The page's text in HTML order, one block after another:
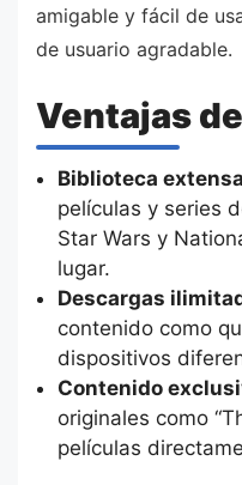
amigable y fácil de
de usuario agradable.
Ventajas
Biblioteca
películas y series
Star Wars y
lugar.
Descargas
contenido como
dispositivos
Contenido
originales como
películas